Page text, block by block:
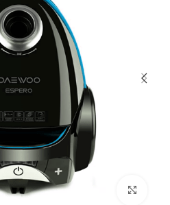
بزرگنمایی تصویر